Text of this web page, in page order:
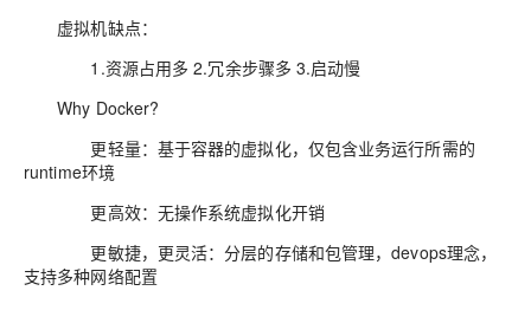
虚拟机缺点：
1.资源占用多 2.冗余步骤多 3.启动慢
Why Docker?
更轻量：基于容器的虚拟化，仅包含业务运行所需的
runtime环境
更高效：无操作系统虚拟化开销
更敏捷，更灵活：分层的存储和包管理，devops理念，
支持多种网络配置